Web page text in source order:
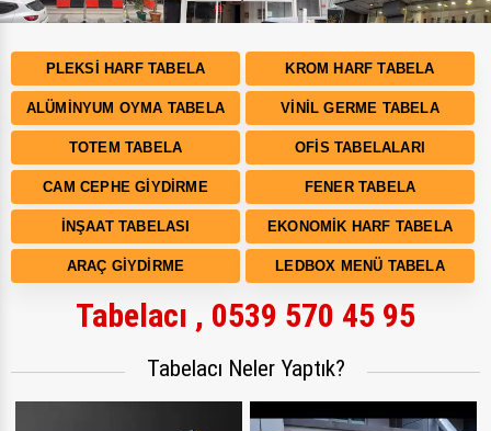
PLEKSI HARF TABELA KROM HARF TABELA
ALÜMINYUM OYMA TABELA VINIL GERME TABELA
TOTEM TABELA OFIS TABELALARI
CAM CEPHE GIYDIRME FENER TABELA
İNŞAAT TABELASI EKONOMIK HARF TABELA
ARAÇ GIYDIRME LEDBOX MENÜ TABELA
Tabelacı , 0539 570 45 95
Tabelacı Neler Yaptık?